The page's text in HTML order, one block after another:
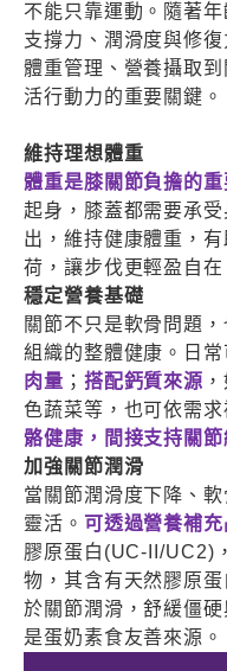
不能只靠運動。隨著
支撐力、潤滑度與修
體重管理、營養攝取
活行動力的重要關鍵。
維持理想體重
體重是膝關節負擔的重
起身，膝蓋都需要承
出，維持健康體重，
荷，讓步伐更輕盈自在
穩定營養基礎
關節不只是軟骨問題
組織的整體健康。日常
肉量 ； 搭配鈣質來源
色蔬菜等，也可依需求
骼健康，間接支持關節
加強關節潤滑
當關節潤滑度下降、
靈活。 可透過營養補
膠原蛋白 (UC-II/UC2)
物，其含有天然膠原
於關節潤滑，舒緩僵
是蛋奶素食友善來源。